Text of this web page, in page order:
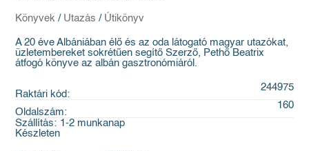
Könyvek / Utazás / Útikönyv
A 20 éve Albániában élő és az oda látogató magyar utazókat,
üzletembereket sokrétűen segítő Szerző, Pethő Beatrix
átfogó könyve az albán gasztronómiáról.
Raktári kód:
244975
Oldalszám:
160
Szállítás: 1-2 munkanap
Készleten